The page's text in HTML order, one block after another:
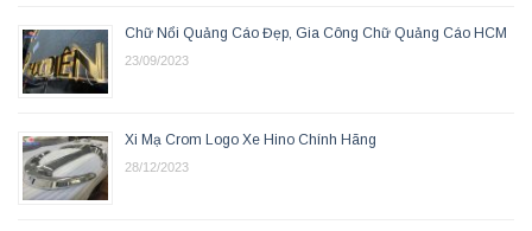
Chữ Nổi Quảng Cáo Đẹp, Gia Công Chữ Quảng Cáo HCM
23/09/2023
Xi Mạ Crom Logo Xe Hino Chính Hãng
28/12/2023